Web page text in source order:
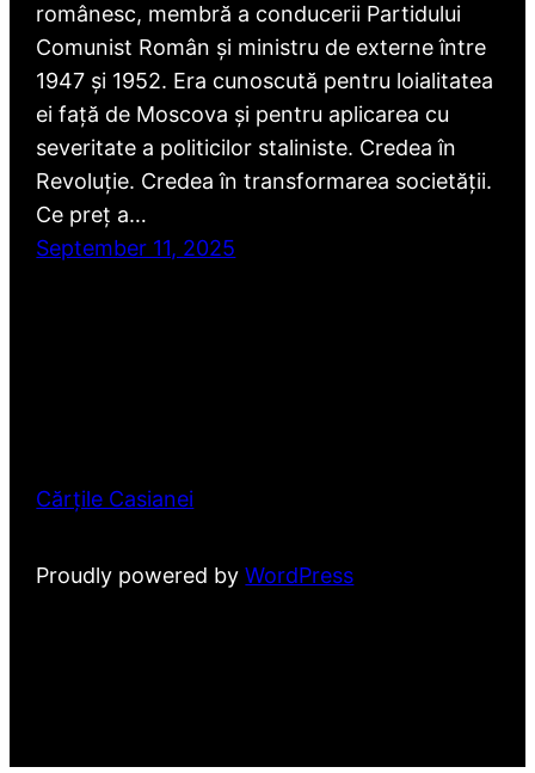
românesc, membră a conducerii Partidului
Comunist Român și ministru de externe între
1947 și 1952. Era cunoscută pentru loialitatea
ei față de Moscova și pentru aplicarea cu
severitate a politicilor staliniste. Credea în
Revoluție. Credea în transformarea societății.
Ce preț a…
September 11, 2025
Cărțile Casianei
Proudly powered byWordPress